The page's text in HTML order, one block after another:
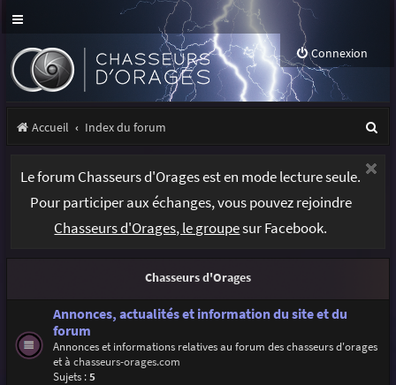
Connexion
Accueil Index du forum
r
Le forum Chasseurs d'Orages est en mode lecture seule.
Pour participer aux échanges, vous pouvez rejoindre
Chasseurs d'Orages, le groupesur Facebook.
Chasseurs d'Orages
Annonces, actualités et information du site et du
forum
Annonces et informations relatives au forum des chasseurs d'orages
et à chasseurs-orages.com
Sujets :5